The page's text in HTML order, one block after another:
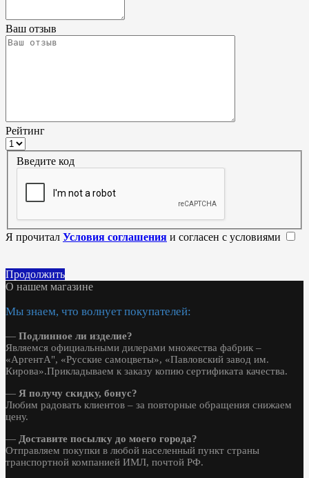
Ваш отзыв
Рейтинг
Введите код
Я прочитал Условия соглашения и согласен с условиями
Продолжить
О нашем магазине
Мы знаем, что волнует покупателей:
— Подлинное ли изделие?
Являемся официальными дилерами множества фабрик –
«АргентА", «Русские самоцветы», «Павловский завод им.
Кирова».Прикладываем к заказу копию сертификата качества.
— Я получу скидку, бонус?
Любим радовать клиентов – за повторные обращения снижаем
цену.
— Доставите посылку до моего города?
Отправляем покупки в любой населенный пункт страны
транспортной компанией ИМЛ, почтой РФ.